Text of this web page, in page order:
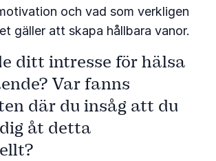
och vad som verkligen
gäller att skapa hållbara vanor.
ditt intresse för hälsa
Var fanns
där du insåg att du
åt detta